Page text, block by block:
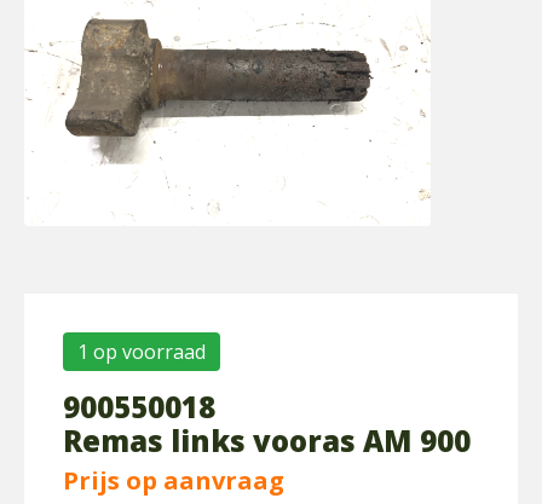
1 op voorraad
900550018
Remas links vooras AM 900
Prijs op aanvraag